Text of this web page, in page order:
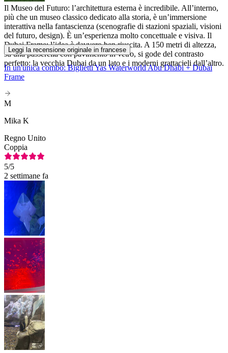
Il Museo del Futuro: l’architettura esterna è incredibile. All’interno,
più che un museo classico dedicato alla storia, è un’immersione
interattiva nella fantascienza (scenografie di stazioni spaziali, visioni
del futuro, design). È un’esperienza molto concettuale e visiva. Il
Dubai Frame: l’idea è davvero ben riuscita. A 150 metri di altezza,
su una passerella con pavimento in vetro, si gode del contrasto
perfetto: la vecchia Dubai da un lato e i moderni grattacieli dall’altro.
Leggi la recensione originale in francese
In un'unica combo: Biglietti Yas Waterworld Abu Dhabi + Dubai
Frame
M
Mika K
Regno Unito
Coppia
5/5
2 settimane fa